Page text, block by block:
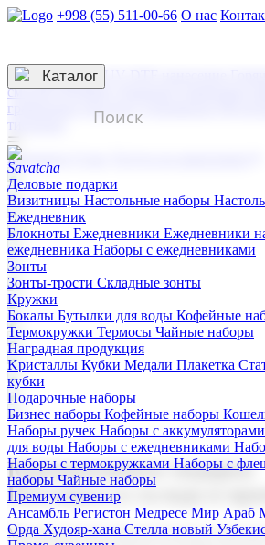
+998 (55) 511-00-66 О нас
3D гравировка
смолой (Doming)
гравировка твердая
тиснение
☰
Контакты
Каталог
Деловые подарки
Визитницы Настольные наборы
Ежедневник
Блокноты Ежедневники Ежедневники
ежедневника Наборы с ежедневниками
Зонты
Зонты-трости Складные зонты
Кружки
Бокалы Бутылки для воды Кофейные
Термокружки Термосы Чайные наборы
Наградная продукция
Kристаллы Кубки Медали Плакетка
кубки
Подарочные наборы
Бизнес наборы Кофейные наборы
Наборы ручек Наборы с аккумуляторами
для воды Наборы с ежедневниками
Наборы с термокружками Наборы с
наборы Чайные наборы
Премиум сувенир
Ансамбль Регистон Медресе Мир Араб
Орда Худояр-хана Стелла новый
Корпоративные подарки
Поставка со склада и
Мы предлагаем широкий выбор